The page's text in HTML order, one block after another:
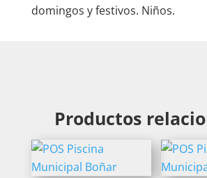
domingos y festivos. Niños.
Productos